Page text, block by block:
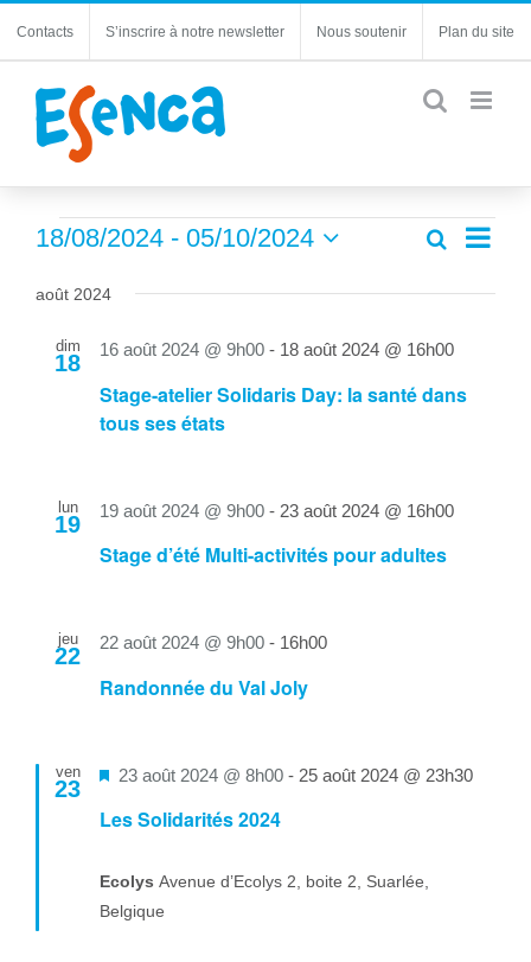
Contacts S’inscrire à notre newsletter Nous soutenir Plan du site
Évènements
de
Recherche
vues
Liste
18/08/2024 - 05/10/2024
une
août 2024
dim
18
Stage-atelier Solidaris Day: la santé dans
tous ses états
16 août 2024 @ 9h00 - 18 août 2024 @ 16h00
lun
19
Stage d’été Multi-activités pour adultes
19 août 2024 @ 9h00 - 23 août 2024 @ 16h00
jeu
22
Randonnée du Val Joly
22 août 2024 @ 9h00 - 16h00
ven
23
Les Solidarités 2024
Mis
23 août 2024 @ 8h00 - 25 août 2024 @ 23h30
Ecolys Avenue d’Ecolys 2, boite 2, Suarlée,
Belgique